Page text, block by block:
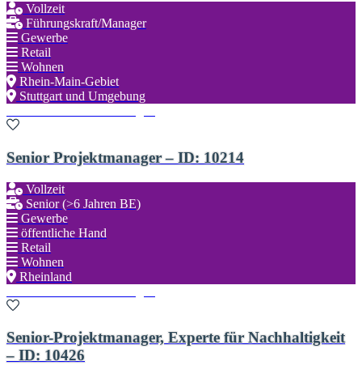
Vollzeit
Führungskraft/Manager
Gewerbe
Retail
Wohnen
Rhein-Main-Gebiet
Stuttgart und Umgebung
Senior Projektmanager – ID: 10214
Vollzeit
Senior (>6 Jahren BE)
Gewerbe
öffentliche Hand
Retail
Wohnen
Rheinland
Senior-Projektmanager, Experte für Nachhaltigkeit
– ID: 10426